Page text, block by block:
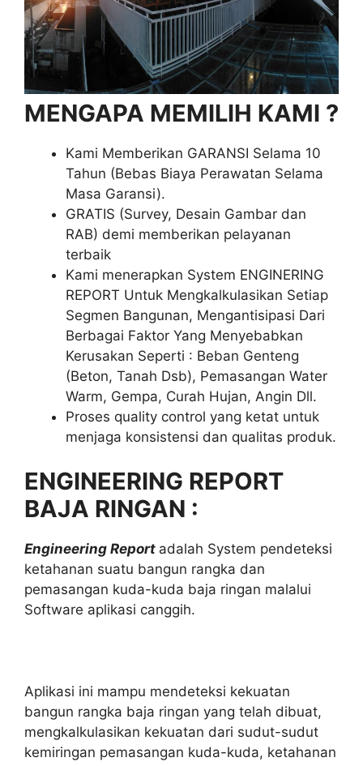
MENGAPA MEMILIH KAMI ?
Kami Memberikan GARANSI Selama 10
Tahun (Bebas Biaya Perawatan Selama
Masa Garansi).
GRATIS (Survey, Desain Gambar dan
RAB) demi memberikan pelayanan
terbaik
Kami menerapkan System ENGINERING
REPORT Untuk Mengkalkulasikan Setiap
Segmen Bangunan, Mengantisipasi Dari
Berbagai Faktor Yang Menyebabkan
Kerusakan Seperti : Beban Genteng
(Beton, Tanah Dsb), Pemasangan Water
Warm, Gempa, Curah Hujan, Angin Dll.
Proses quality control yang ketat untuk
menjaga konsistensi dan qualitas produk.
ENGINEERING REPORT
BAJA RINGAN :
Engineering Report adalah System pendeteksi
ketahanan suatu bangun rangka dan
pemasangan kuda-kuda baja ringan malalui
Software aplikasi canggih.
Aplikasi ini mampu mendeteksi kekuatan
bangun rangka baja ringan yang telah dibuat,
mengkalkulasikan kekuatan dari sudut-sudut
kemiringan pemasangan kuda-kuda, ketahanan